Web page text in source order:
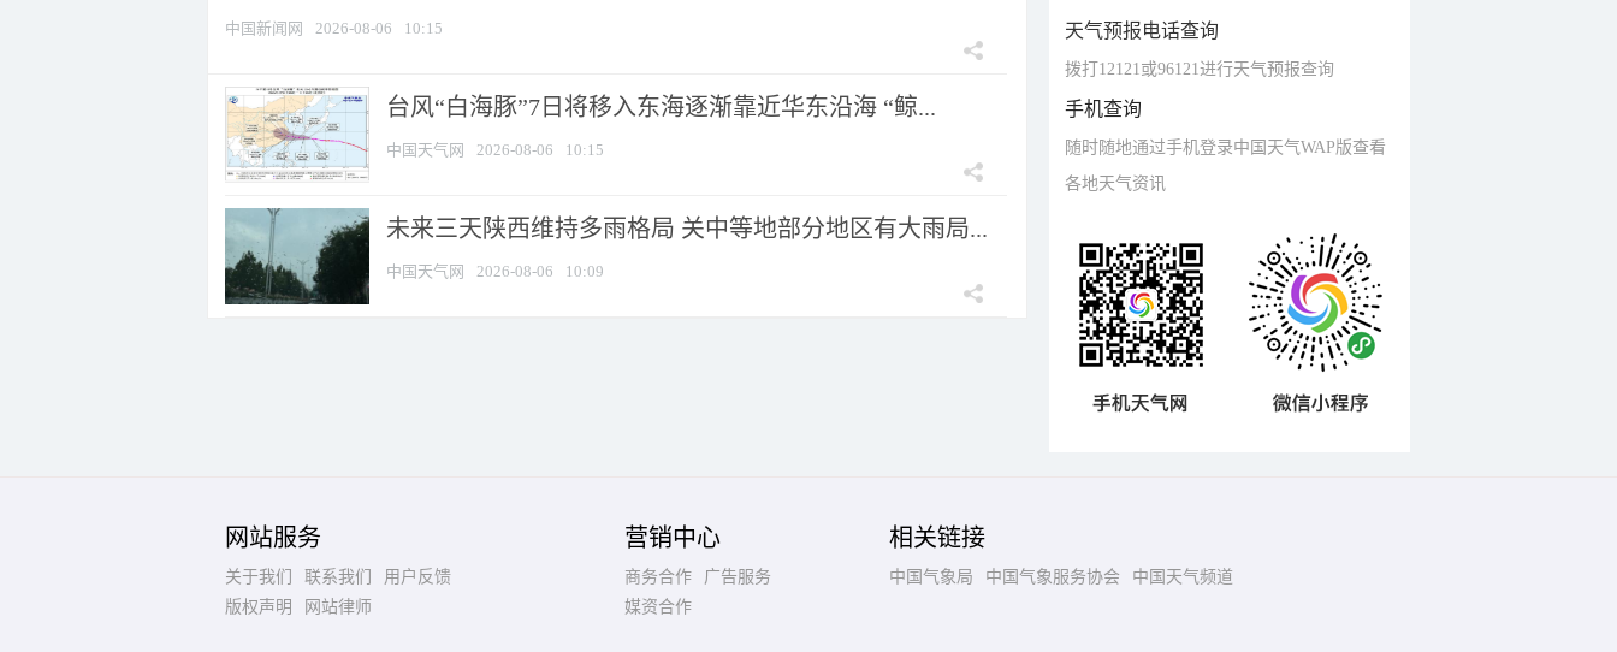
中国新闻网 2026-08-06 10:15
台风“白海豚”7日将移入东海逐渐靠近华东沿海 “鲸...
中国天气网 2026-08-06 10:15
未来三天陕西维持多雨格局 关中等地部分地区有大雨局...
中国天气网 2026-08-06 10:09
天气预报电话查询
拨打12121或96121进行天气预报查询
手机查询
随时随地通过手机登录中国天气WAP版查看
各地天气资讯
网站服务
关于我们 联系我们
用户反馈
版权声明
网站律师
营销中心
商务合作
广告服务
媒资合作
相关链接
中国气象局 中国气象服务协会 中国天气频道